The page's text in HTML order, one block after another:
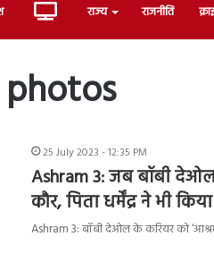
Live राज्य राजनीति
25 July 2023 - 12:35 PM
Ashram 3: जब बॉबी
कौर, पिता धर्मेंद्र ने भी
Ashram 3: बॉबी देओल के करियर को